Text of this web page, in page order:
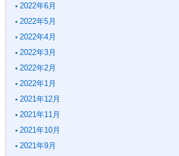
2022年6月
2022年5月
2022年4月
2022年3月
2022年2月
2022年1月
2021年12月
2021年11月
2021年10月
2021年9月